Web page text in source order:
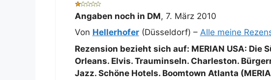
Angaben noch in DM, 7. März 2010
Von Hellerhofer(Düsseldorf) – Alle meine
Rezension bezieht sich auf: MERIAN USA: Die
Orleans. Elvis. Trauminseln. Charleston.
Jazz. Schöne Hotels. Boomtown Atlanta